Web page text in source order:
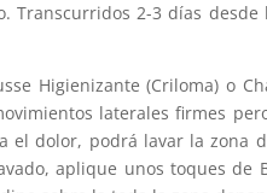
2-3 días
Higienizante (Criloma) o
laterales firmes
dolor, podrá lavar la zona
aplique unos toques de